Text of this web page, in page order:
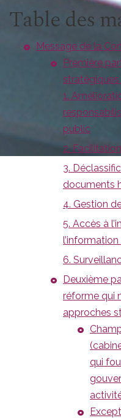
Table des
Message de la
Première
stratégiques
1.
public
2.
3.
documents
4. Gestion
5. Accès à
6.
Deuxième
réforme qui
approches
qui